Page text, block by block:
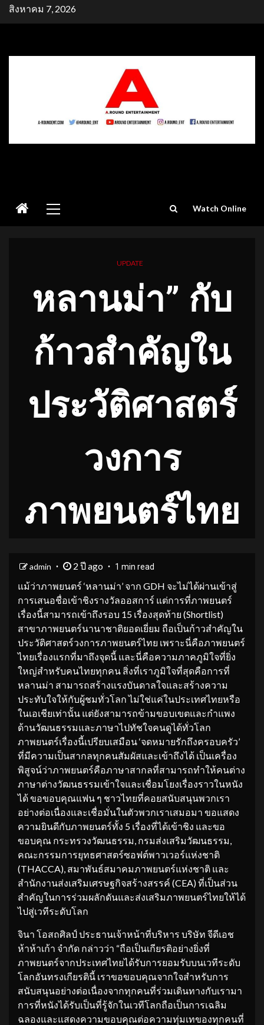
Skipสิงหาคม 7, 2026
Menu
Watch Online
UPDATE
หลานม่า” กับ
ก้าวสำคัญใน
ประวัติศาสตร์
วงการ
ภาพยนตร์ไทย
admin 2 ปี ago 1 min read
แม้ว่าภาพยนตร์ ‘หลานม่า’ จาก GDH จะไม่ได้ผ่านเข้าสู่
การเสนอชื่อเข้าชิงรางวัลออสการ์ แต่การที่ภาพยนตร์
เรื่องนี้สามารถเข้าถึงรอบ 15 เรื่องสุดท้าย (Shortlist)
สาขาภาพยนตร์นานาชาติยอดเยี่ยม ถือเป็นก้าวสำคัญใน
ประวัติศาสตร์วงการภาพยนตร์ไทย เพราะนี่คือภาพยนตร์
ไทยเรื่องแรกที่มาถึงจุดนี้ และนี่คือความภาคภูมิใจที่ยิ่ง
ใหญ่สำหรับคนไทยทุกคน สิ่งที่เราภูมิใจที่สุดคือการที่
หลานม่า สามารถสร้างแรงบันดาลใจและสร้างความ
ประทับใจให้กับผู้ชมทั่วโลก ไม่ใช่แค่ในประเทศไทยหรือ
ในเอเชียเท่านั้น แต่ยังสามารถข้ามขอบเขตและกำแพง
ด้านวัฒนธรรมและภาษาไปทัชใจคนดูได้ทั่วโลก
ภาพยนตร์เรื่องนี้เปรียบเสมือน ‘จดหมายรักถึงครอบครัว’
ที่มีความเป็นสากลทุกคนสัมผัสและเข้าถึงได้ เป็นเครื่อง
พิสูจน์ว่าภาพยนตร์คือภาษาสากลที่สามารถทำให้คนต่าง
ภาษาต่างวัฒนธรรมเข้าใจและเชื่อมโยงเรื่องราวในหนัง
ได้ ขอขอบคุณแฟน ๆ ชาวไทยที่คอยสนับสนุนพวกเรา
อย่างต่อเนื่องและเชื่อมั่นในตัวพวกเราเสมอมา ขอแสดง
ความยินดีกับภาพยนตร์ทั้ง 5 เรื่องที่ได้เข้าชิง และขอ
ขอบคุณ กระทรวงวัฒนธรรม, กรมส่งเสริมวัฒนธรรม,
คณะกรรมการยุทธศาสตร์ซอฟต์พาวเวอร์แห่งชาติ
(THACCA), สมาพันธ์สมาคมภาพยนตร์แห่งชาติ และ
สำนักงานส่งเสริมเศรษฐกิจสร้างสรรค์ (CEA) ที่เป็นส่วน
สำคัญในการร่วมผลักดันและส่งเสริมภาพยนตร์ไทยให้ได้
ไปสู่เวทีระดับโลก
จินา โอสถศิลป์ ประธานเจ้าหน้าที่บริหาร บริษัท จีดีเอช
ห้าห้าเก้า จำกัด กล่าวว่า “ถือเป็นเกียรติอย่างยิ่งที่
ภาพยนตร์จากประเทศไทยได้รับการยอมรับบนเวทีระดับ
โลกอันทรงเกียรตินี้ เราขอขอบคุณจากใจสำหรับการ
สนับสนุนอย่างต่อเนื่องจากทุกคนที่ร่วมเดินทางกับเรามา
การที่หนังได้รับเป็นที่รู้จักในเวทีโลกถือเป็นการเฉลิม
ฉลองและแสดงความขอบคุณต่อความทุ่มเทของทุกคนที่